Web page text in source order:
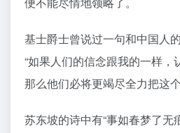
基士爵士曾说过一句和中国人
“如果人们的信念跟我的一样，
那么他们必将更竭尽全力把这
苏东坡的诗中有“事如春梦了无